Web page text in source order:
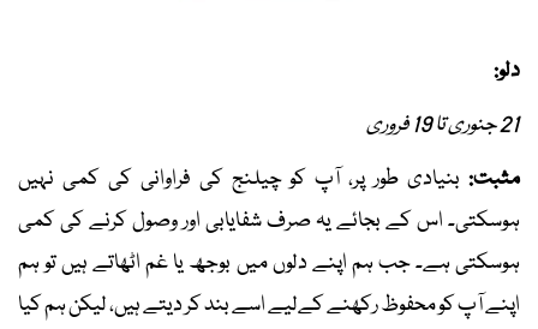
دلو:
21 جنوری تا 19 فروری
مثبت: بنیادی طور پر، آپ کو چیلنج کی فراوانی کی کمی نہیں
ہوسکتی۔ اس کے بجائے یہ صرف شفایابی اور وصول کرنے کی کمی
ہوسکتی ہے۔ جب ہم اپنے دلوں میں بوجھ یا غم اٹھاتے ہیں تو ہم
اپنے آپ کو محفوظ رکھنے کےلیے اسے بند کر دیتے ہیں، لیکن ہم کیا